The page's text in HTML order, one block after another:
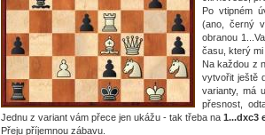
Po vtipném
(ano, černý
obranou
času, který mi
Na každou z
vytvořit ještě
varianty, má
přesnost,
Jednu z variant vám přece jen ukážu - tak třeba na 1...dxc3
Přeju příjemnou zábavu.